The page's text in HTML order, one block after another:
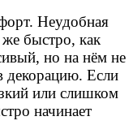
Неудобная
же быстро, как
но на нём не
декорацию. Если
или слишком
начинает